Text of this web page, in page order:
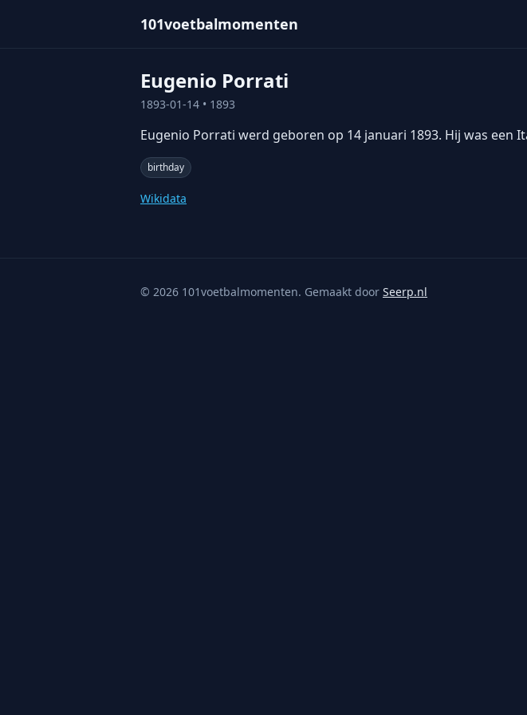
101voetbalmomenten
Eugenio Porrati
1893-01-14 • 1893
Eugenio Porrati werd geboren op 14 januari 1893. Hij was een
birthday
Wikidata
© 2026 101voetbalmomenten. Gemaakt door Seerp.nl